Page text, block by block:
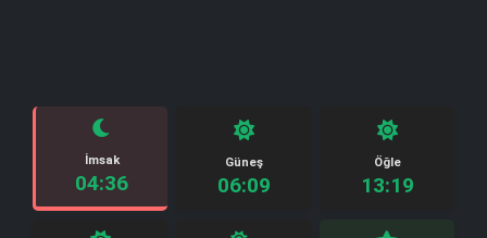
İmsak
04:36
Güneş
06:09
Öğle
13:19